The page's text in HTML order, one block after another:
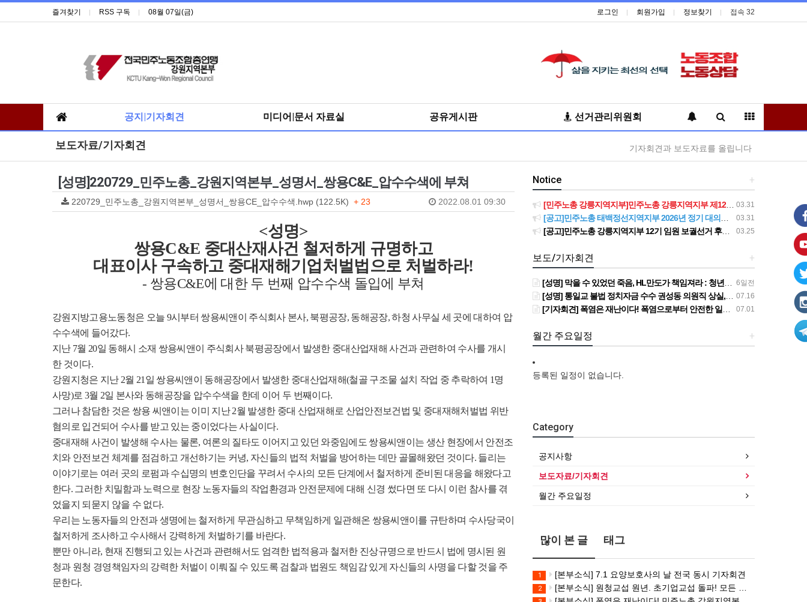
즐겨찾기 RSS 구독 08월 07일(금) 로그인 회원가입 정보찾기 접속 32
공지|기자회견 미디어|문서 자료실 공유게시판 선거관리위원회
보도자료/기자회견 기자회견과 보도자료를 올립니다
[성명]220729_민주노총_강원지역본부_성명서_쌍용C&E_압수수색에 부쳐
2022.08.01 09:30
220729_민주노총_강원지역본부_성명서_쌍용CE_압수수색.hwp (122.5K) + 23
<성명>
쌍용C&E 중대산재사건 철저하게 규명하고
대표이사 구속하고 중대재해기업처벌법으로 처벌하라!
- 쌍용C&E에 대한 두 번째 압수수색 돌입에 부쳐
강원지방고용노동청은 오늘 9시부터 쌍용씨앤이 주식회사 본사, 북평공장, 동해공장,하청 사무실 세 곳에 대하여 압
수수색에 들어갔다.
지난 7월 20일 동해시 소재 쌍용씨앤이 주식회사 북평공장에서 발생한 중대산업재해 사건과 관련하여 수사를 개시
한 것이다.
강원지청은 지난 2월 21 일 쌍용씨앤이 동해공장에서 발생한 중대산업재해(철골 구조물 설치 작업 중 추락하여 1명
사망)로 3월 2일 본사와 동해공장을 압수수색을 한데 이어 두 번째이다.
그러나 참담한 것은 쌍용 씨앤이는 이미 지난2월 발생한 중대 산업재해로 산업안전보건법 및 중대재해처벌법 위반
혐의로 입건되어 수사를 받고 있는 중이었다는 사실이다.
중대재해 사건이 발생해 수사는 물론, 여론의 질타도 이어지고 있던 와중임에도 쌍용씨앤이는 생산 현장에서 안전조
치와 안전보건 체계를 점검하고 개선하기는 커녕, 자신들의 법적 처벌을 방어하는 데만 골몰해왔던 것이다. 들리는
이야기로는 여러 곳의 로펌과 수십명의 변호인단을 꾸려서 수사의 모든 단계에서 철저하게 준비된 대응을 해왔다고
한다. 그러한 치밀함과 노력으로 현장 노동자들의 작업환경과 안전문제에 대해 신경 썼다면 또 다시 이런 참사를 겪
었을지 되묻지 않을 수 없다.
우리는 노동자들의 안전과 생명에는 철저하게 무관심하고 무책임하게 일관해온 쌍용씨앤이를 규탄하며 수사당국이
철저하게 조사하고 수사해서 강력하게 처벌하기를 바란다.
뿐만 아니라, 현재 진행되고 있는 사건과 관련해서도 엄격한 법적용과 철저한 진상규명으로 반드시 법에 명시된 원
청과 원청 경영책임자의 강력한 처벌이 이뤄질 수 있도록 검찰과 법원도 책임감 있게 자신들의 사명을 다할 것을 주
문한다.
+
Notice
03.31
[민주노총 강릉지역지부]민주노총 강릉지역지부 제12기 임원 보궐선거결과 공고
03.31
[공고]민주노총 태백정선지역지부 2026년 정기 대의원대회 재소집 건
03.25
[공고]민주노총 강릉지역지부 12기 임원 보궐선거 후보자 확정 공고
+
보도/기자회견
6일전
[성명] 막을 수 있었던 죽음, HL만도가 책임져라 : 청년노동자 사망사고의 철저한 진상규명과 재발방지 대책 마련하라
07.16
[성명] 통일교 불법 정치자금 수수 권성동 의원직 상실, 사필귀정이다
07.01
[기자회견] 폭염은 재난이다! 폭염으로부터 안전한 일터를 위한 민주노총 강원지역본부 폭염감시단 선포 기자회견
+
월간 주요일정
등록된 일정이 없습니다.
Category
공지사항
보도자료/기자회견
월간 주요일정
많이 본 글 태그
1 [본부소식] 7.1 요양보호사의 날 전국 동시 기자회견
2 [본부소식] 원청교섭 원년. 초기업교섭 돌파! 모든 노동자의 노동기본권 쟁취! 민주노총 7.15 총파업대회